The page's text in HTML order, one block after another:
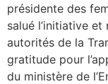
présidente des
salué l’initiative
autorités de la
gratitude pour
du ministère de